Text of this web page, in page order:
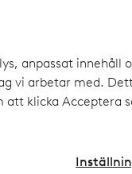
anpassat
vi arbetar med.
klicka Acceptera